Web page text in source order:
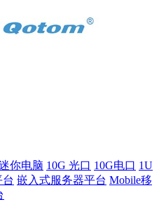
你电脑 10G 光口 10G电口 1U
嵌入式服务器平台 Mobile移